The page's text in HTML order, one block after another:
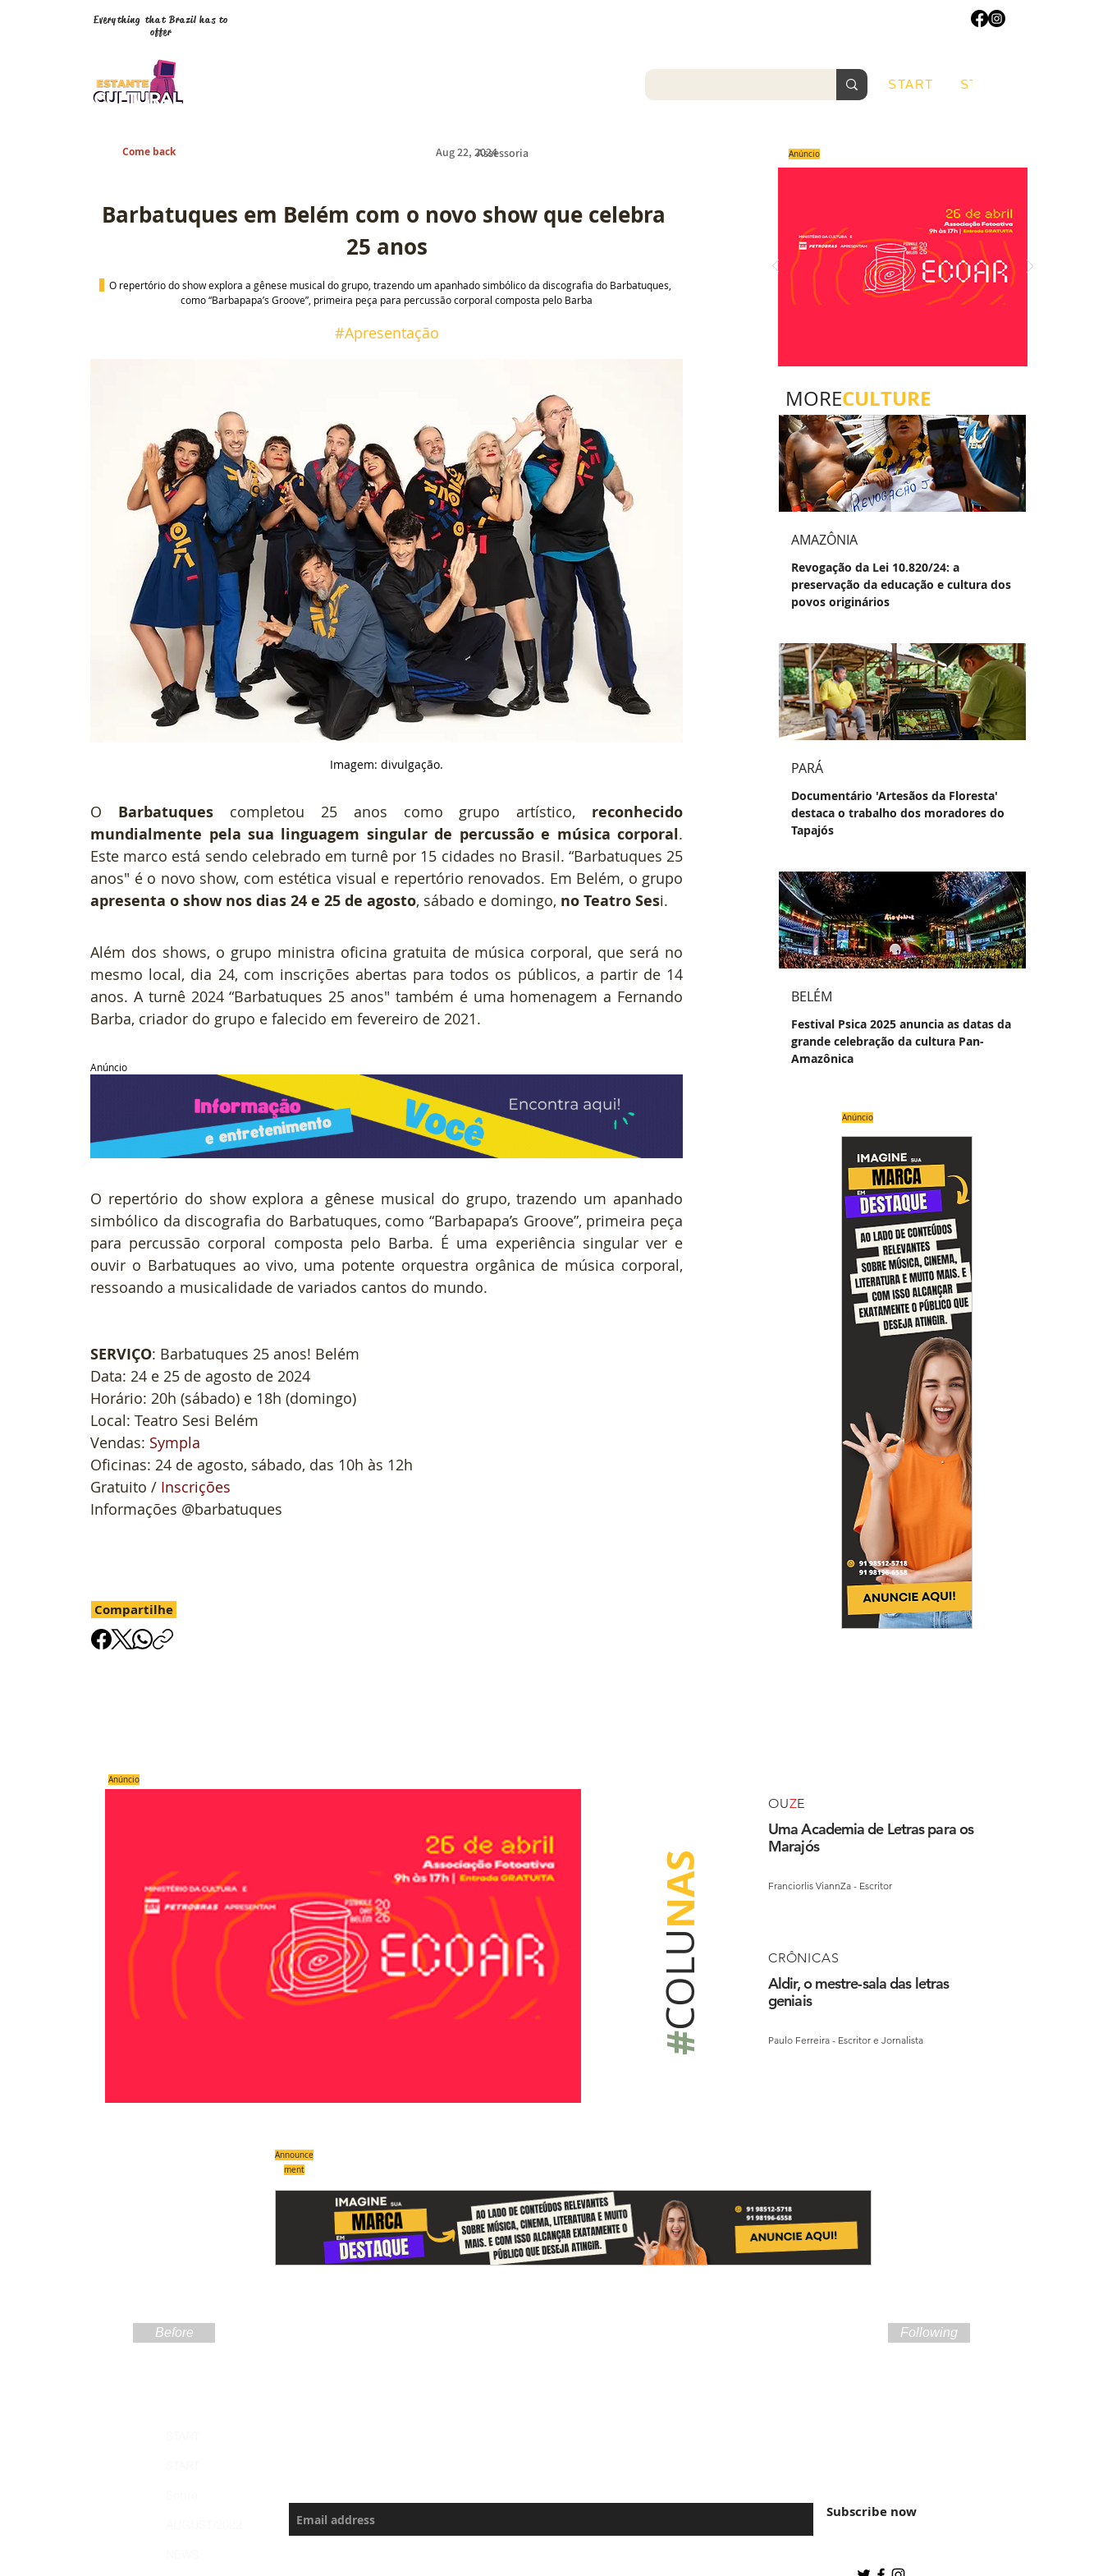
Everything that Brazil has to
offer
START START
Come back Aug 22, 2024Assessoria
Barbatuques em Belém com o novo show que celebra
25 anos
O repertório do show explora a gênese musical do grupo, trazendo um apanhado simbólico da discografia do Barbatuques,
como “Barbapapa’s Groove”, primeira peça para percussão corporal composta pelo Barba
#Apresentação
Imagem: divulgação.
O Barbatuques completou 25 anos como grupo artístico, reconhecido
mundialmente pela sua linguagem singular de percussão e música corporal.
Este marco está sendo celebrado em turnê por 15 cidades no Brasil. “Barbatuques 25
apresenta o show nos dias 24 e 25 de agosto, sábado e domingo, no Teatro Sesi.
Além dos shows, o grupo ministra oficina gratuita de música corporal, que será no
mesmo local, dia 24, com inscrições abertas para todos os públicos, a partir de 14
anos. A turnê 2024 “Barbatuques 25 anos" também é uma homenagem a Fernando
Barba, criador do grupo e falecido em fevereiro de 2021.
Anúncio
O repertório do show explora a gênese musical do grupo, trazendo um apanhado
simbólico da discografia do Barbatuques, como “Barbapapa’s Groove”, primeira peça
para percussão corporal composta pelo Barba. É uma experiência singular ver e
ouvir o Barbatuques ao vivo, uma potente orquestra orgânica de música corporal,
ressoando a musicalidade de variados cantos do mundo.
SERVIÇO: Barbatuques 25 anos! Belém
Data: 24 e 25 de agosto de 2024
Horário: 20h (sábado) e 18h (domingo)
Local: Teatro Sesi Belém
Vendas: Sympla
Oficinas: 24 de agosto, sábado, das 10h às 12h
Gratuito / Inscrições
Informações @barbatuques
Compartilhe
Anúncio
MORECULTURE
AMAZÔNIA
Revogação da Lei 10.820/24: a
preservação da educação e cultura dos
povos originários
PARÁ
Documentário 'Artesãos da Floresta'
destaca o trabalho dos moradores do
Tapajós
BELÉM
Festival Psica 2025 anuncia as datas da
grande celebração da cultura Pan-
Amazônica
Anúncio
#
COLU
NAS
OUZE
Uma Academia de Letras para os
Marajós
Franciorlis ViannZa - Escritor
CRÔNICAS
Aldir, o mestre-sala das letras
geniais
Paulo Ferreira - Escritor e Jornalista
Anúncio
Announce
ment
Before Following
Subscribe now